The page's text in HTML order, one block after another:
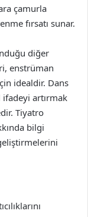
çamurla
fırsatı sunar.
diğer
enstrüman
idealdir. Dans
artırmak
Tiyatro
bilgi